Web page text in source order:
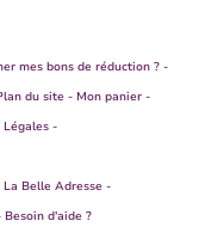
mes bons de réduction ?
du site
Mon panier
Légales
Belle Adresse
Besoin d'aide ?